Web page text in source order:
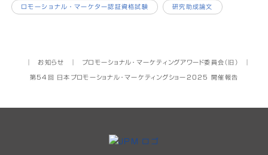
ロモーショナル・マーケター認証資格試験 研究助成論文
お知らせ プロモーショナル・マーケティングアワード委員会（旧）
第54回 日本プロモーショナル・マーケティングショー2025 開催報告